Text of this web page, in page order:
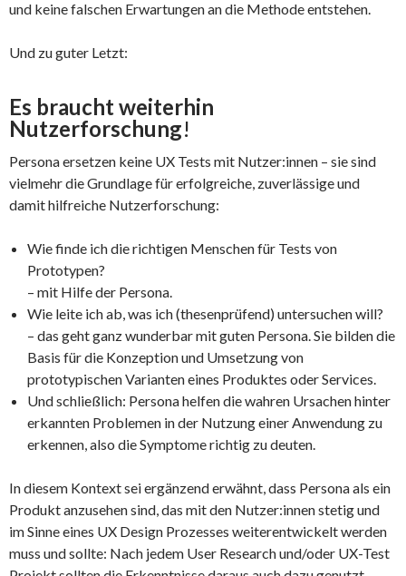
und keine falschen Erwartungen an die Methode entstehen.
Und zu guter Letzt:
Es braucht weiterhin
Nutzerforschung!
Persona ersetzen keine UX Tests mit Nutzer:innen – sie sind
vielmehr die Grundlage für erfolgreiche, zuverlässige und
damit hilfreiche Nutzerforschung:
Wie finde ich die richtigen Menschen für Tests von
Prototypen?
– mit Hilfe der Persona.
Wie leite ich ab, was ich (thesenprüfend) untersuchen will?
– das geht ganz wunderbar mit guten Persona. Sie bilden die
Basis für die Konzeption und Umsetzung von
prototypischen Varianten eines Produktes oder Services.
Und schließlich: Persona helfen die wahren Ursachen hinter
erkannten Problemen in der Nutzung einer Anwendung zu
erkennen, also die Symptome richtig zu deuten.
In diesem Kontext sei ergänzend erwähnt, dass Persona als ein
Produkt anzusehen sind, das mit den Nutzer:innen stetig und
im Sinne eines UX Design Prozesses weiterentwickelt werden
muss und sollte: Nach jedem User Research und/oder UX-Test